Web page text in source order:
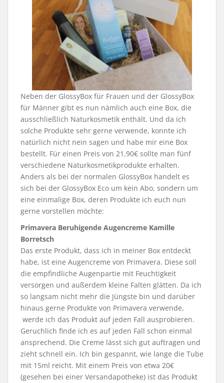
Neben der GlossyBox für Frauen und der GlossyBox
für Männer gibt es nun nämlich auch eine Box, die
ausschließlich Naturkosmetik enthält. Und da ich
solche Produkte sehr gerne verwende, konnte ich
natürlich nicht nein sagen und habe mir eine Box
bestellt. Für einen Preis von 21,90€ sollte man fünf
verschiedene Naturkosmetikprodukte erhalten.
Anders als bei der normalen GlossyBox handelt es
sich bei der GlossyBox Eco um kein Abo, sondern um
eine einmalige Box, deren Produkte ich euch nun
gerne vorstellen möchte:
Primavera Beruhigende Augencreme Kamille
Borretsch
Das erste Produkt, dass ich in meiner Box entdeckt
habe, ist eine Augencreme von Primavera. Diese soll
die empfindliche Augenpartie mit Feuchtigkeit
versorgen und außerdem kleine Falten glätten. Da ich
so langsam nicht mehr die Jüngste bin und darüber
hinaus gerne Produkte von Primavera verwende,
werde ich das Produkt auf jeden Fall ausprobieren.
Geruchlich finde ich es auf jeden Fall schon einmal
ansprechend. Die Creme lässt sich gut auftragen und
zieht schnell ein. Ich bin gespannt, wie lange die Tube
mit 15ml reicht. Mit einem Preis von etwa 20€
(gesehen bei einer Versandapotheke) ist das Produkt